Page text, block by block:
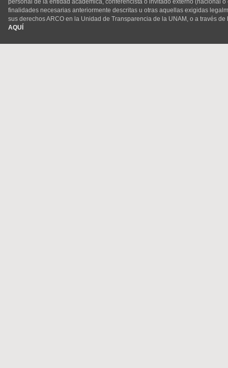
personal de la entidad académica, conferencista o invitado externo (nacional
finalidades necesarias anteriormente descritas u otras aquellas exigidas
sus derechos ARCO en la Unidad de Transparencia de la UNAM, o a través
AQUÍ